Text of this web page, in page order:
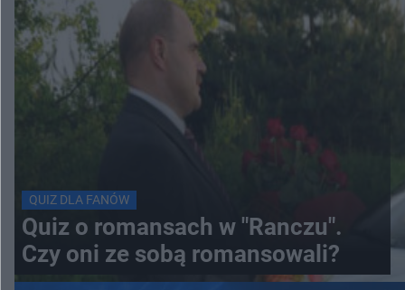
QUIZ DLA FANÓW
Quiz o romansach w "Ranczu".
Czy oni ze sobą romansowali?